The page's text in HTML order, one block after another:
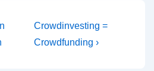
Nächster
Beitrag
Crowdinvesting =
Crowdfunding ›